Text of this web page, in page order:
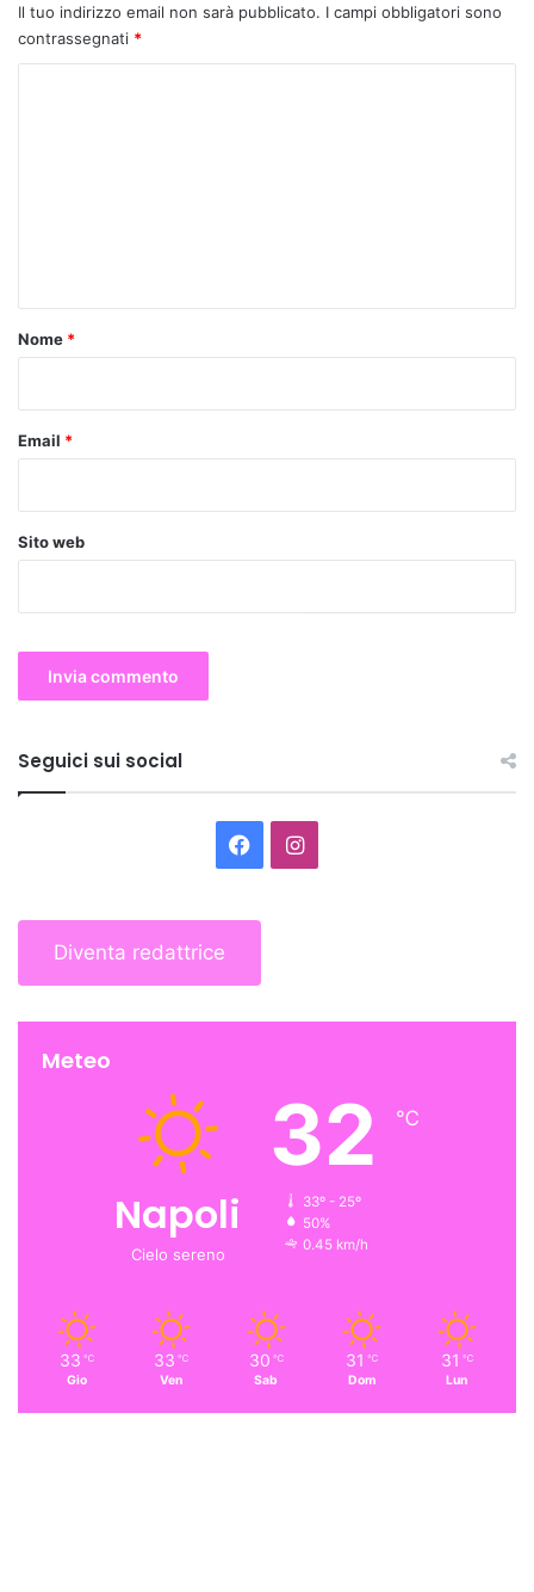
Il tuo indirizzo email non sarà pubblicato. I campi obbligatori sono
contrassegnati *
o
Nome *
Email *
Sito web
Seguici sui social
FacebookInstagram
Diventa redattrice
Meteo
Napoli
Cielo sereno
32 ℃
33º - 25º
50%
0.45 km/h
33 ℃
Gio
33 ℃
Ven
30 ℃
Sab
31 ℃
Dom
31 ℃
Lun